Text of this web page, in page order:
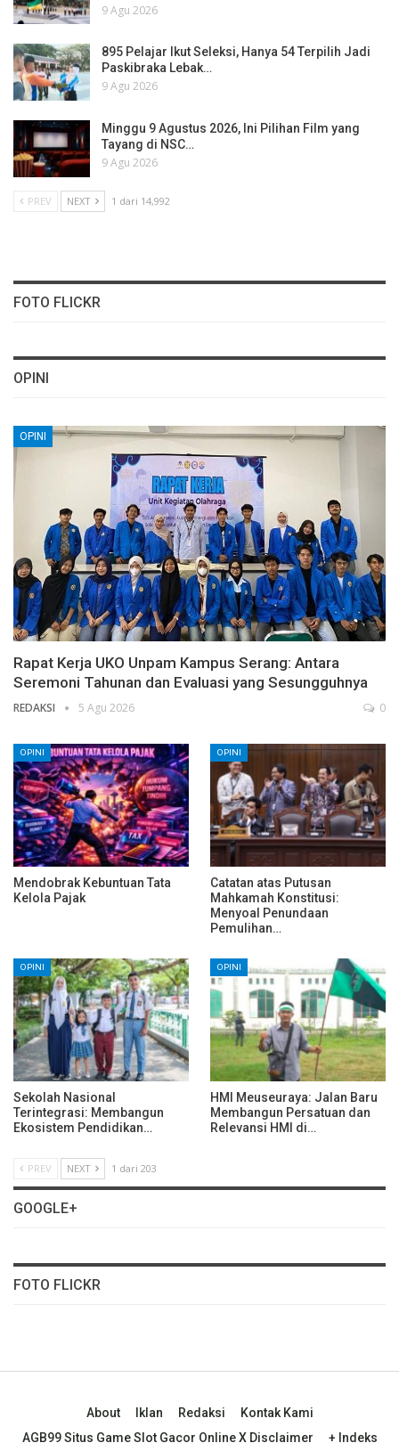
9 Agu 2026
895 Pelajar Ikut Seleksi, Hanya 54 Terpilih Jadi
Paskibraka Lebak…
9 Agu 2026
Minggu 9 Agustus 2026, Ini Pilihan Film yang
Tayang di NSC…
9 Agu 2026
PREV NEXT 1 dari 14,992
FOTO FLICKR
OPINI
OPINI
Rapat Kerja UKO Unpam Kampus Serang: Antara
Seremoni Tahunan dan Evaluasi yang Sesungguhnya
REDAKSI 5 Agu 2026 0
OPINI
Mendobrak Kebuntuan Tata
Kelola Pajak
OPINI
Catatan atas Putusan
Mahkamah Konstitusi:
Menyoal Penundaan
Pemulihan…
OPINI
Sekolah Nasional
Terintegrasi: Membangun
Ekosistem Pendidikan…
OPINI
HMI Meuseuraya: Jalan Baru
Membangun Persatuan dan
Relevansi HMI di…
PREV NEXT 1 dari 203
GOOGLE+
FOTO FLICKR
About Iklan Redaksi
Kontak Kami
AGB99 Situs Game Slot Gacor Online X Disclaimer
+ Indeks